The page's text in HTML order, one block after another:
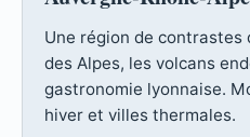
Une région de contrastes
des Alpes, les volcans
gastronomie lyonnaise.
hiver et villes thermales.